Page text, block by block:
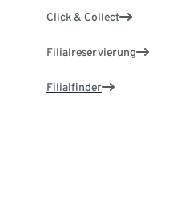
Click & Collect
Filialreservierung
Filialfinder